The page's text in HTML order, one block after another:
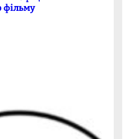
фільму